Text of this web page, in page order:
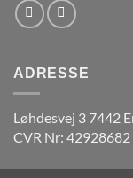
ADRESSE
Løhdesvej 3 7442
CVR Nr: 42928682